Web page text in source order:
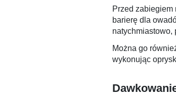
Przed zabiegiem
barierę dla
natychmiastowo,
Można go
wykonując